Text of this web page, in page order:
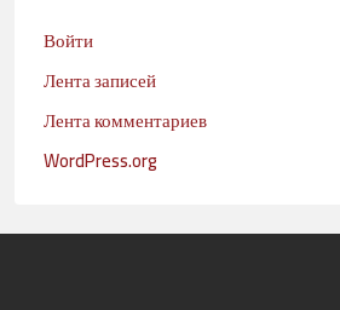
Войти
Лента записей
Лента комментариев
WordPress.org